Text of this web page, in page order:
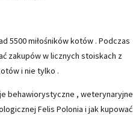
5500 miłośników kotów . Podczas
zakupów w licznych stoiskach z
i nie tylko .
behawiorystyczne , weterynaryjne
Felis Polonia i jak kupować